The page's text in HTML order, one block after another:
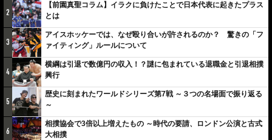
2
【前園真聖コラム】イラクに負けたことで日本代表に起きたプラス
とは
3
アイスホッケーでは、なぜ殴り合いが許されるのか？ 驚きの「フ
ァイティング」ルールについて
4
横綱は引退で数億円の収入！？謎に包まれている退職金と引退相撲
興行
5
歴史に刻まれたワールドシリーズ第7戦 ～３つの名場面で振り返る
～
6
相撲協会で3倍以上増えたもの ～時代の要請、ロンドン公演と古式
大相撲